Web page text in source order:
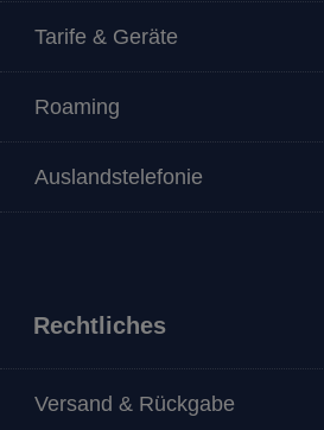
Tarife & Geräte
Roaming
Auslandstelefonie
Rechtliches
Versand & Rückgabe